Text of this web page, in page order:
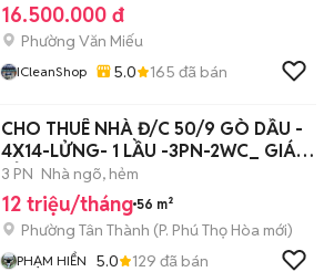
16.500.000 đ
Phường Văn Miếu
ICleanShop 5.0 165 đã bán
CHO THUÊ NHÀ Đ/C 50/9 GÒ DẦU -
4X14-LỬNG- 1 LẦU -3PN-2WC_ GIÁ
RẺ
3 PN Nhà ngõ, hẻm
12 triệu/tháng 56 m²
Phường Tân Thành (P. Phú Thọ Hòa mới)
PHẠM HIỂN 5.0 129 đã bán